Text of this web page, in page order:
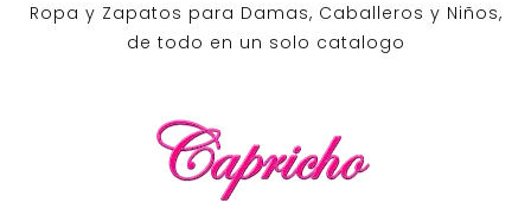
Ropa y Zapatos para Damas, Caballeros y Niños,
de todo en un solo catalogo